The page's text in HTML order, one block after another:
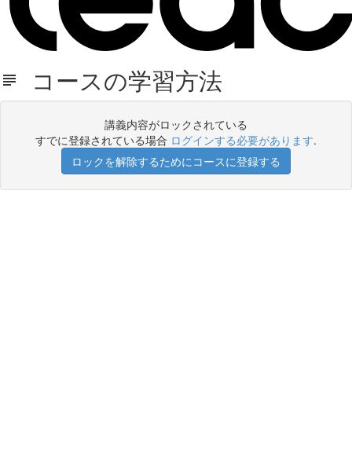
コースの学習方法
講義内容がロックされている
すでに登録されている場合 ログインする必要があります.
ロックを解除するためにコースに登録する